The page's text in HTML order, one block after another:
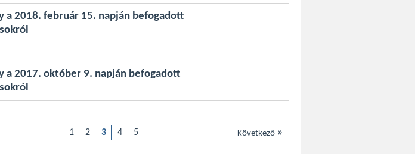
a 2018. február 15. napján befogadott
a 2017. október 9. napján befogadott
1 2 3 4 5 Következő »